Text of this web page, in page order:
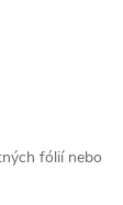
fólií nebo